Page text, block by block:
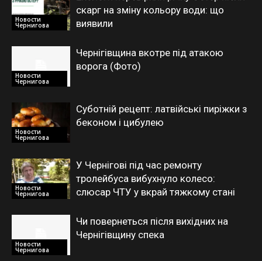
Новости
Чернигова
скарг на зміну кольору води: що
виявили
Новости
Чернигова
Чернігівщина вкотре під атакою
ворога (Фото)
Новости
Чернигова
Суботній рецепт: латвійські пиріжки з
беконом і цибулею
Новости
Чернигова
У Чернігові під час ремонту
тролейбуса вибухнуло колесо:
слюсар ЧТУ у вкрай тяжкому стані
Новости
Чернигова
Чи повернеться після вихідних на
Чернігівщину спека